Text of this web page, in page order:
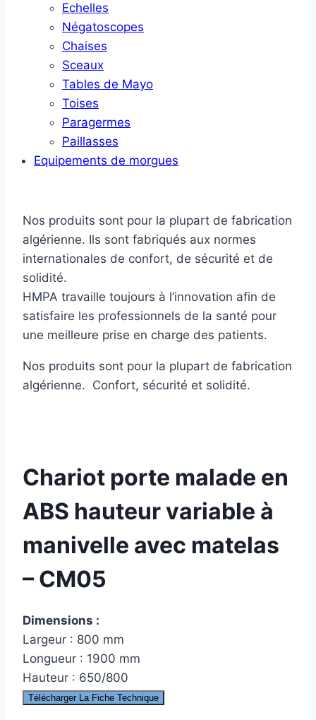
Echelles
Négatoscopes
Chaises
Sceaux
Tables de Mayo
Toises
Paragermes
Paillasses
Equipements de morgues
Nos produits sont pour la plupart de fabrication
algérienne. Ils sont fabriqués aux normes
internationales de confort, de sécurité et de
solidité.
HMPA travaille toujours à l’innovation afin de
satisfaire les professionnels de la santé pour
une meilleure prise en charge des patients.
Nos produits sont pour la plupart de fabrication
algérienne. Confort, sécurité et solidité.
Chariot porte malade en
ABS hauteur variable à
manivelle avec matelas
– CM05
Dimensions :
Largeur : 800 mm
Longueur : 1900 mm
Hauteur : 650/800
Télécharger La Fiche Technique